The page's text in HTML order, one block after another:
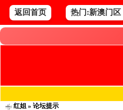
返回首页 热门:新澳门区
红姐» 论坛提示